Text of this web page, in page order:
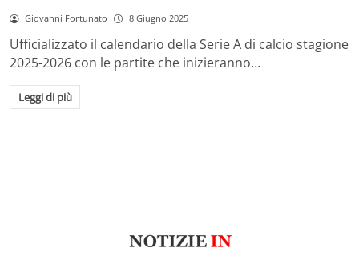
Giovanni Fortunato 8 Giugno 2025
Ufficializzato il calendario della Serie A di calcio stagione
2025-2026 con le partite che inizieranno…
Leggi di più